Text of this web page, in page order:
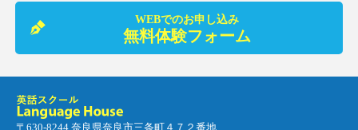
WEBでのお申し込み
無料体験フォーム
〒630-8244 奈良県奈良市三条町４７２番地